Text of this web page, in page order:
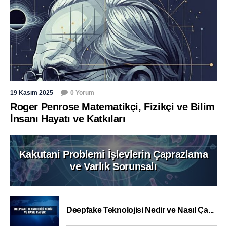
19 Kasım 2025 0 Yorum
Roger Penrose Matematikçi, Fizikçi ve Bilim
İnsanı Hayatı ve Katkıları
Kakutani Problemi İşlevlerin Çaprazlama
ve Varlık Sorunsalı
Deepfake Teknolojisi Nedir ve Nasıl Ça...